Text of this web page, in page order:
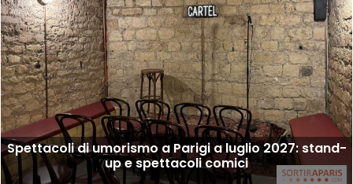
Spettacoli di umorismo a Parigi a luglio 2027: stand-
up e spettacoli comici